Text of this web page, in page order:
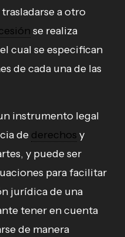
a otro
se realiza
cual se especifican
de cada una de las
instrumento legal
de derechos y
y puede ser
para facilitar
jurídica de una
tener en cuenta
de manera